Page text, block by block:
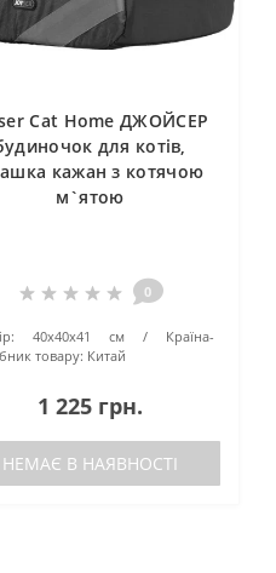
Cat Home ДЖОЙСЕР
для котів,
кажан з котячою
м`ятою
0
40х40х41 см
Країна-
товару: Китай
1 225 грн.
НЕМАЄ В НАЯВНОСТІ